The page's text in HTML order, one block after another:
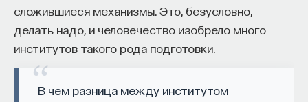
сложившиеся механизмы. Это, безусловно,
делать надо, и человечество изобрело много
институтов такого рода подготовки.
В чем разница между институтом
Специалистов с STEM-образованием,
желающих сменить сферу деятельности;
Тех, кто пока не имеет достаточного опыта
работы в индустрии, но стремится развивать
необходимые навыки.